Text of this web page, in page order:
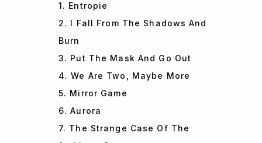
1. Entropie
2. I Fall From The Shadows And
Burn
3. Put The Mask And Go Out
4. We Are Two, Maybe More
5. Mirror Game
6. Aurora
7. The Strange Case Of The